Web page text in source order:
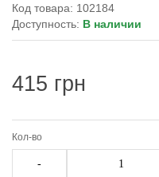
Код товара: 102184
Доступность: В наличии
415 грн
Кол-во
-